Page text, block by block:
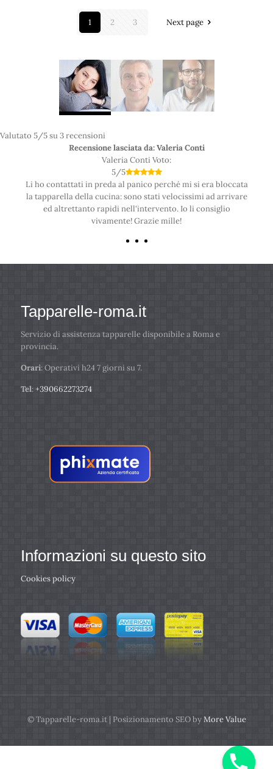
1 2 3 Next page
Valutato 5/5 su3recensioni
Recensione lasciata da: Valeria Conti
Valeria Conti Voto:
5/5
Li ho contattati in preda al panico perché mi si era bloccata
la tapparella della cucina: sono stati velocissimi ad arrivare
ed altrettanto rapidi nell'intervento. Io li consiglio
vivamente! Grazie mille!
Tapparelle-roma.it
Servizio di assistenza tapparelle disponibile a Roma e
provincia.
Orari: Operativi h24 7 giorni su 7.
Tel:+390662273274
Informazioni su questo sito
Cookies policy
© Tapparelle-roma.it | Posizionamento SEO byMore Value